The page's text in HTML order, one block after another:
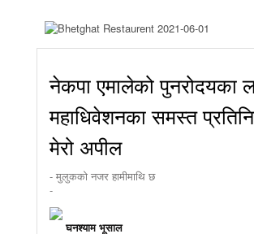
नेकपा एमालेको पुनरोदयका
महाधिवेशनका समस्त
मेरो अपील
- मुलुकको नजर हामीमाथि छ
-
घनश्याम भूसाल